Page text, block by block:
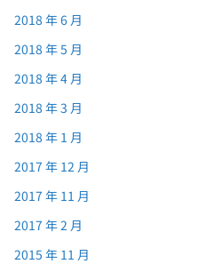
2018 年 6 月
2018 年 5 月
2018 年 4 月
2018 年 3 月
2018 年 1 月
2017 年 12 月
2017 年 11 月
2017 年 2 月
2015 年 11 月